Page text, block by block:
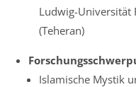
Ludwig-Universität
(Teheran)
Islamische Mystik